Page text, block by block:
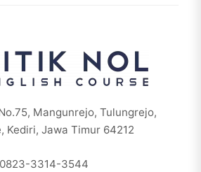
Mangunrejo, Tulungrejo,
Kediri, Jawa Timur 64212
0823-3314-3544